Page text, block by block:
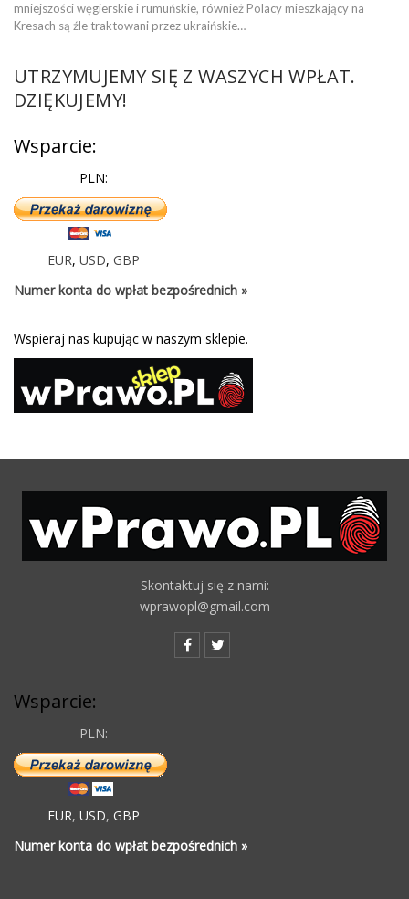
mniejszości węgierskie i rumuńskie, również Polacy mieszkający na
Kresach są źle traktowani przez ukraińskie…
UTRZYMUJEMY SIĘ Z WASZYCH WPŁAT.
DZIĘKUJEMY!
Wsparcie:
PLN:
EUR, USD, GBP
Numer konta do wpłat bezpośrednich »
Wspieraj nas kupując w naszym sklepie.
Skontaktuj się z nami:
wprawopl@gmail.com
Wsparcie:
PLN:
EUR, USD, GBP
Numer konta do wpłat bezpośrednich »